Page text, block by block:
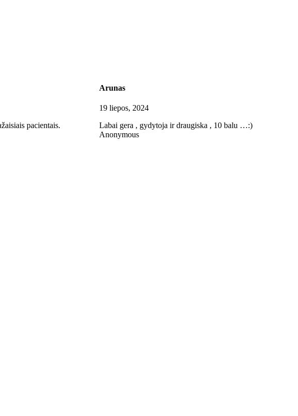
pacientais.
Arunas
19 liepos, 2024
Labai gera , gydytoja ir draugiska , 10 balu …:)
Anonymous